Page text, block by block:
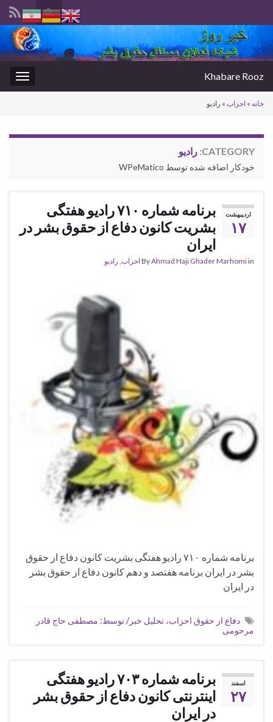
Toggle
search
form
Search for:
Khabare Rooz
خانه » احزاب » رادیو
CATEGORY: رادیو
خودکار اضافه شده توسط WPeMatico
اردیبهشت
۱۷
برنامه شماره ۷۱۰ رادیو هفتگی
بشریت کانون دفاع از حقوق بشر در
ایران
ByAhmad Haji Ghader Marhomiin احزاب رادیو
برنامه شماره ۷۱۰ رادیو هفتگی بشریت کانون دفاع از حقوق
بشر در ایران برنامه هفتصد و دهم کانون دفاع از حقوق بشر
در ایران
دفاع از حقوق احزاب، تحلیل خبر/ توسط: مصطفی حاج قادر
مرحومی
اسفند
۲۷
برنامه شماره ۷۰۳ رادیو هفتگی
اینترنتی کانون دفاع از حقوق بشر
در ایران